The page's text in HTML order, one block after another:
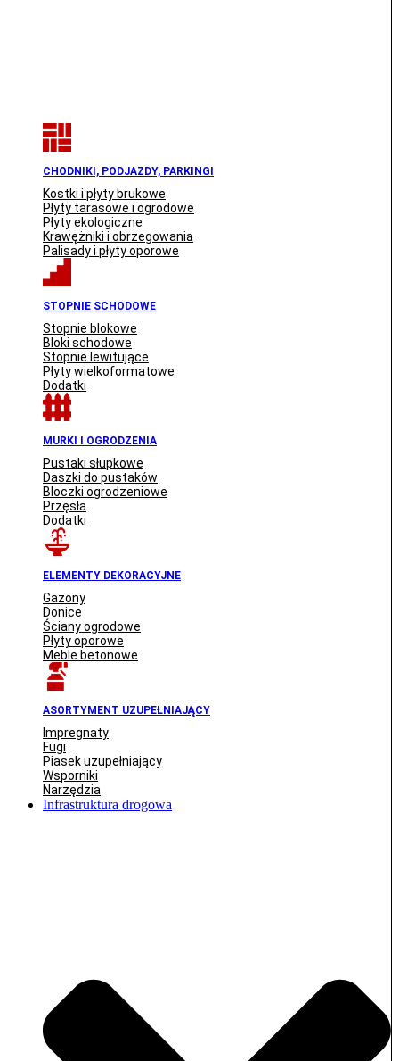
CHODNIKI, PODJAZDY, PARKINGI
Kostki i płyty brukowe
Płyty tarasowe i ogrodowe
Płyty ekologiczne
Krawężniki i obrzegowania
Palisady i płyty oporowe
STOPNIE SCHODOWE
Stopnie blokowe
Bloki schodowe
Stopnie lewitujące
Płyty wielkoformatowe
Dodatki
MURKI I OGRODZENIA
Pustaki słupkowe
Daszki do pustaków
Bloczki ogrodzeniowe
Przęsła
Dodatki
ELEMENTY DEKORACYJNE
Gazony
Donice
Ściany ogrodowe
Płyty oporowe
Meble betonowe
ASORTYMENT UZUPEŁNIAJĄCY
Impregnaty
Fugi
Piasek uzupełniający
Wsporniki
Narzędzia
Infrastruktura drogowa